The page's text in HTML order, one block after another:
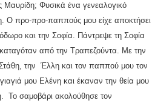
Φυσικά ένα γενεαλογικό
Ο προ-προ-παππούς μου είχε αποκτήσει
και την Σοφία. Πάντρεψε τη Σοφία
από την Τραπεζούντα. Με την
την Έλλη και τον παππού μου τον
μου Ελένη και έκαναν την θεία μου
Το σαμοβάρι ακολούθησε τον